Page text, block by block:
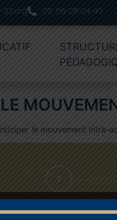
05 56 08 04 40
le mouvement intra-